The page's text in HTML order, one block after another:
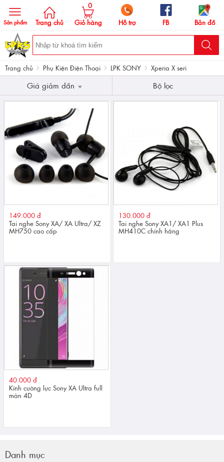
Sản phẩm Trang chủ Giỏ hàng
0
Hỗ trợ
FB Bản đồ
Trang chủ Phụ Kiện Điện Thoại LPK SONY Xperia X seri
Giá giảm dần Bộ lọc
149.000 đ
Tai nghe Sony XA/ XA Ultra/ XZ
MH750 cao cấp
130.000 đ
Tai nghe Sony XA1/ XA1 Plus
MH410C chính hãng
40.000 đ
Kính cường lực Sony XA Ultra full
màn 4D
Danh mục